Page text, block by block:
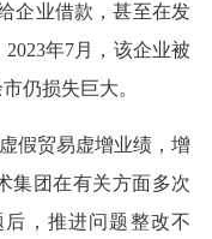
企业借款，甚至在发
年7月，该企业被
仍损失巨大。
假贸易虚增业绩，增
集团在有关方面多次
，推进问题整改不